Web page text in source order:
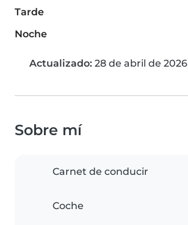
Tarde
Noche
Actualizado: 28 de abril de 2026
Sobre mí
Carnet de conducir
Coche